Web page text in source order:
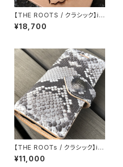
【THE ROOTS / クラシック】iP
hone各種対応 手帳型ケース
インディアンスカルカービング
¥18,700
【THE ROOTs / クラシック】iP
hone各種対応 手帳型ケース
本革/レザー フロントカット ダイ
¥11,000